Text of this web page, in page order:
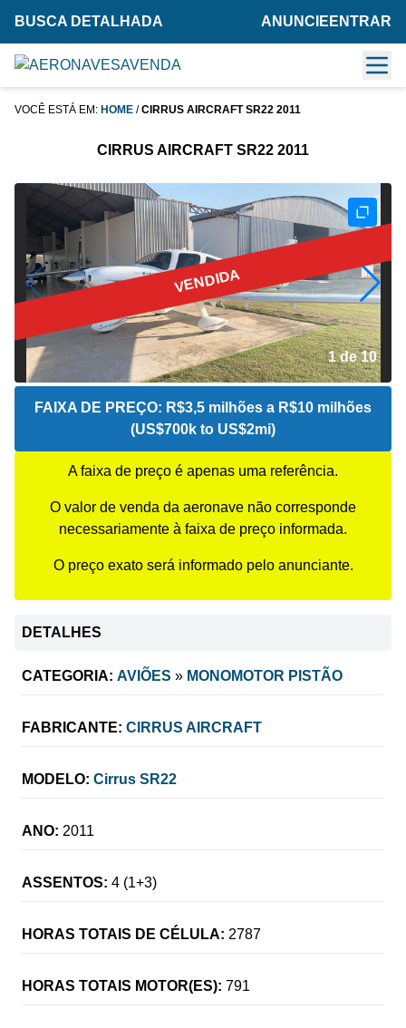
BUSCA DETALHADA ANUNCIE ENTRAR
VOCÊ ESTÁ EM: HOME /CIRRUS AIRCRAFT SR22 2011
CIRRUS AIRCRAFT SR22 2011
VENDIDA
2 de 10
FAIXA DE PREÇO: R$3,5 milhões a R$10 milhões
(US$700k to US$2mi)
A faixa de preço é apenas uma referência.
O valor de venda da aeronave não corresponde
necessariamente à faixa de preço informada.
O preço exato será informado pelo anunciante.
DETALHES
CATEGORIA: AVIÕES » MONOMOTOR PISTÃO
FABRICANTE: CIRRUS AIRCRAFT
MODELO: Cirrus SR22
ANO: 2011
ASSENTOS: 4 (1+3)
HORAS TOTAIS DE CÉLULA: 2787
HORAS TOTAIS MOTOR(ES): 791